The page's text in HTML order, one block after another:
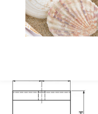
Longueur B
Matière
Inner diameter (Ø shaft) d